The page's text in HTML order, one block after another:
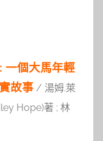
一個大馬年輕
故事 / 湯姆.萊
Hope)著 ; 林